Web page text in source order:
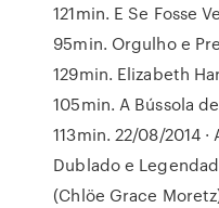
121min. E Se Fosse
95min. Orgulho e
129min. Elizabeth
105min. A Bússola
113min. 22/08/2014
Dublado e
(Chlöe Grace